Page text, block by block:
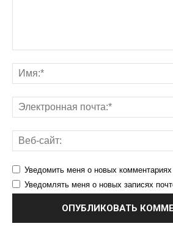
Уведомить меня о новых
Уведомлять меня о новых записях